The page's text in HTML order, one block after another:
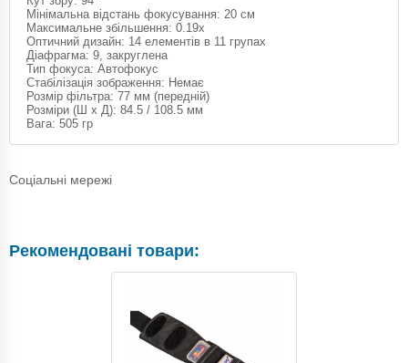
Мінімальна відстань фокусування: 20 см
Максимальне збільшення: 0.19x
Оптичний дизайн: 14 елементів в 11 групах
Діафрагма: 9, закруглена
Тип фокуса: Автофокус
Стабілізація зображення: Немає
Розмір фільтра: 77 мм (передній)
Розміри (Ш x Д): 84.5 / 108.5 мм
Вага: 505 гр
Соціальні мережі
Рекомендовані товари: